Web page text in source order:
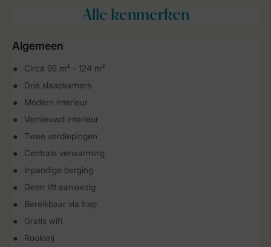
Alle kenmerken
Algemeen
Circa 95 m² - 124 m²
Drie slaapkamers
Modern interieur
Vernieuwd interieur
Twee verdiepingen
Centrale verwarming
Inpandige berging
Geen lift aanwezig
Bereikbaar via trap
Gratis wifi
Rookvrij